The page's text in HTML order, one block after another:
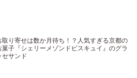
取り寄せは数か月待ち！？人気すぎる京都の
菓子『シェリーメゾンドビスキュイ』のグラ
セサンド